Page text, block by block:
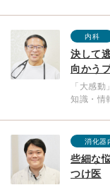
内科
決して
向かう
「大感
知識・情
消化器
些細な
つけ医